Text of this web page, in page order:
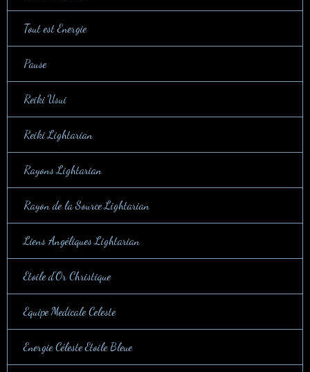
Tout est Energie
Pause
Reiki Usui
Reiki Lightarian
Rayons Lightarian
Rayon de la Source Lightarian
Liens Angéliques Lightarian
Etoile d'Or Christique
Equipe Medicale Celeste
Energie Céleste Etoile Bleue